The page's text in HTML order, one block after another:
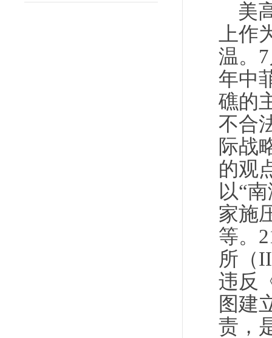
美
上
温。
年中
礁的
不合
际战
的观
以“
家施
等。
所（
违反
图建
责，